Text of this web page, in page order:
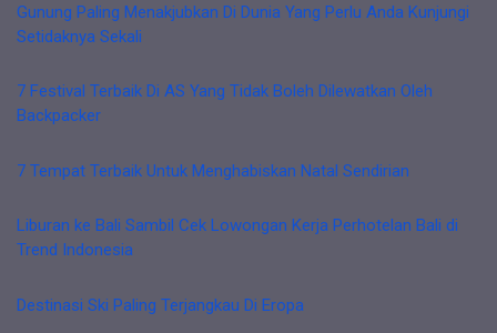
Gunung Paling Menakjubkan Di Dunia Yang Perlu Anda Kunjungi
Setidaknya Sekali
7 Festival Terbaik Di AS Yang Tidak Boleh Dilewatkan Oleh
Backpacker
7 Tempat Terbaik Untuk Menghabiskan Natal Sendirian
Liburan ke Bali Sambil Cek Lowongan Kerja Perhotelan Bali di
Trend Indonesia
Destinasi Ski Paling Terjangkau Di Eropa